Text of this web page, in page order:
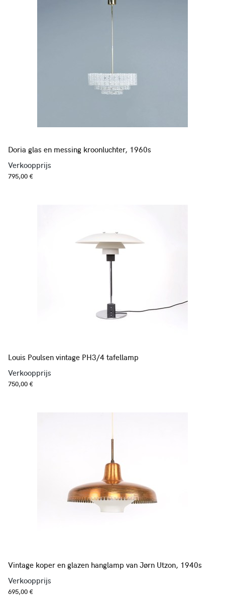
Doria glas en messing kroonluchter, 1960s
Verkoopprijs
795,00 €
Louis Poulsen vintage PH3/4 tafellamp
Verkoopprijs
750,00 €
Vintage koper en glazen hanglamp van Jørn Utzon, 1940s
Verkoopprijs
695,00 €